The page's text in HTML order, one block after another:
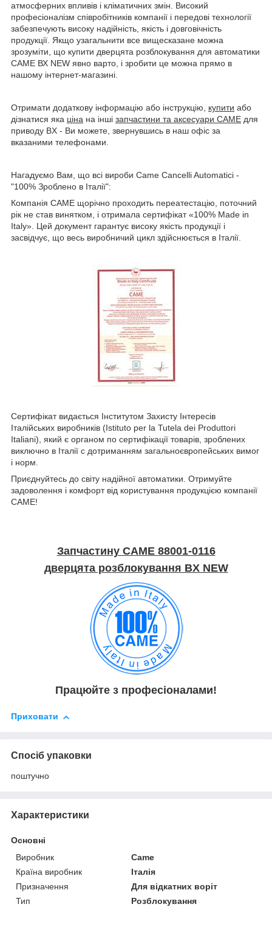
атмосферних впливів і кліматичних змін. Високий
професіоналізм співробітників компанії і передові технології
забезпечують високу надійність, якість і довговічність
продукції. Якщо узагальнити все вищесказане можна
зрозуміти, що купити дверцята розблокування для автоматики
САМЕ ВХ NEW явно варто, і зробити це можна прямо в
нашому інтернет-магазині.
Отримати додаткову інформацію або інструкцію, купити або
дізнатися яка ціна на інші запчастини та аксесуари CAME для
приводу BX - Ви можете, звернувшись в наш офіс за
вказаними телефонами.
Нагадуємо Вам, що всі вироби Came Cancelli Automatici -
"100% Зроблено в Італії":
Компанія CAME щорічно проходить переатестацію, поточний
рік не став винятком, і отримала сертифікат «100% Made in
Italy». Цей документ гарантує високу якість продукції і
засвідчує, що весь виробничий цикл здійснюється в Італії.
Сертифікат видається Інститутом Захисту Інтересів
Італійських виробників (Istituto per la Tutela dei Produttori
Italiani), який є органом по сертифікації товарів, зроблених
виключно в Італії c дотриманням загальноєвропейських вимог
і норм.
Приєднуйтесь до світу надійної автоматики. Отримуйте
задоволення і комфорт від користування продукцією компанії
CAME!
Запчастину CAME 88001-0116
дверцята розблокування BX NEW
Працюйте з професіоналами!
Приховати
Спосіб упаковки
поштучно
Характеристики
Основні
Виробник
Came
Країна виробник
Італія
Призначення
Для відкатних воріт
Тип
Розблокування